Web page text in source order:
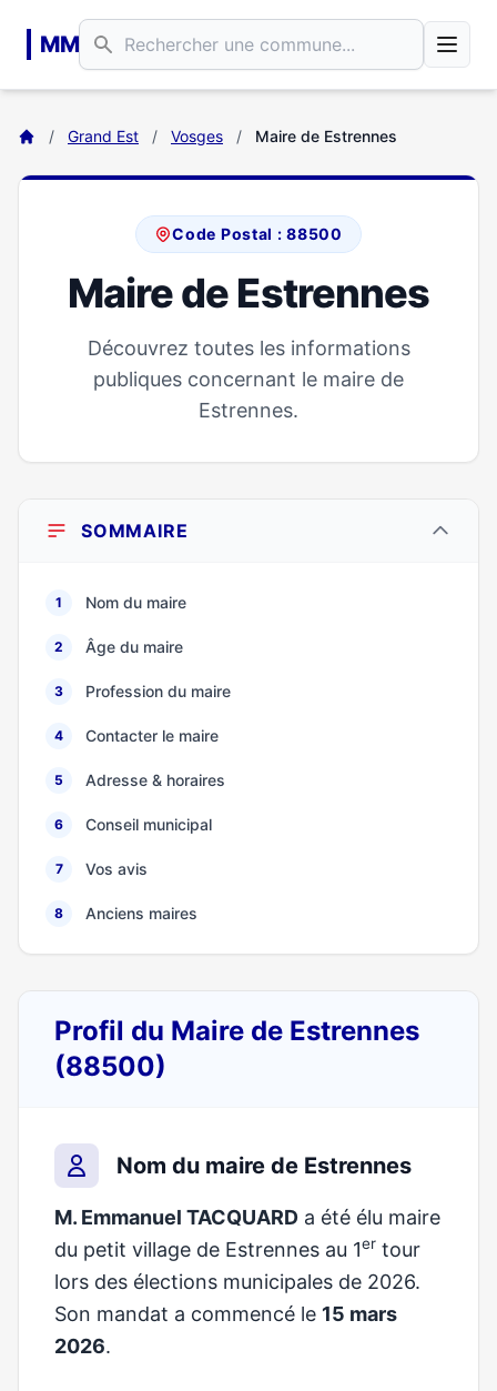
MM
/ Grand Est / Vosges / Maire de Estrennes
Code Postal : 88500
Maire de Estrennes
Découvrez toutes les informations
publiques concernant le maire de
Estrennes.
SOMMAIRE
1 Nom du maire
2 Âge du maire
3 Profession du maire
4 Contacter le maire
5 Adresse & horaires
6 Conseil municipal
7 Vos avis
8 Anciens maires
Profil du Maire de Estrennes
(88500)
Nom du maire de Estrennes
M. Emmanuel TACQUARD a été élu maire
du petit village de Estrennes au 1er tour
lors des élections municipales de 2026.
Son mandat a commencé le 15 mars
2026.